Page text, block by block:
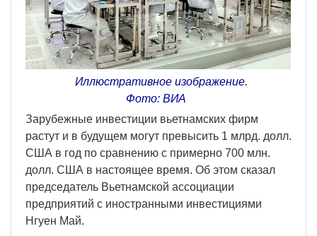
Иллюстративное изображение.
Фото: ВИА
Зарубежные инвестиции вьетнамских фирм
растут и в будущем могут превысить 1 млрд. долл.
США в год по сравнению с примерно 700 млн.
долл. США в настоящее время. Об этом сказал
председатель Вьетнамской ассоциации
предприятий с иностранными инвестициями
Нгуен Май.